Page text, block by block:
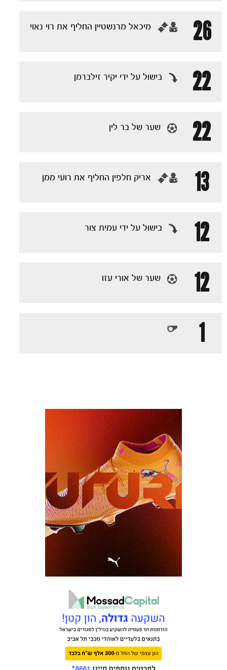
כרטיסים
26 ‏מיכאל מרנשטיין החליף את רוי נאוי
22 בישול על ידי יקיר זילברמן
22 שער של בר לין
13 ‏אריק חלפין החליף את רועי ממן
12 בישול על ידי עמית צור
12 שער של אורי עזו
1